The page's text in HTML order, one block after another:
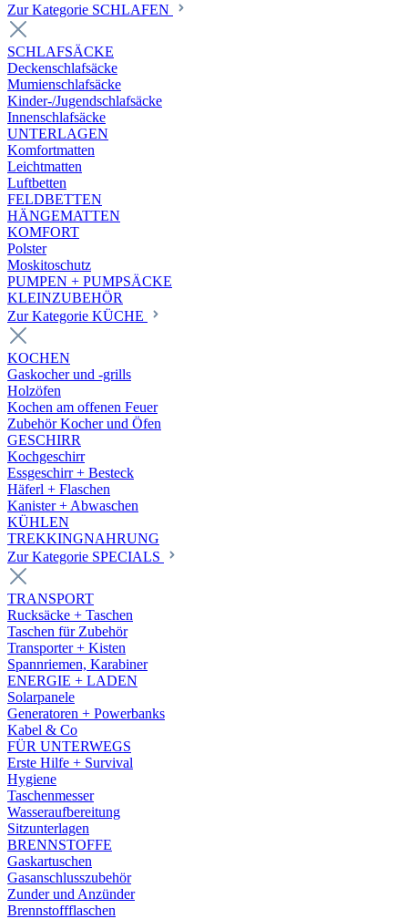
Zur Kategorie SCHLAFEN
SCHLAFSÄCKE
Deckenschlafsäcke
Mumienschlafsäcke
Kinder-/Jugendschlafsäcke
Innenschlafsäcke
UNTERLAGEN
Komfortmatten
Leichtmatten
Luftbetten
FELDBETTEN
HÄNGEMATTEN
KOMFORT
Polster
Moskitoschutz
PUMPEN + PUMPSÄCKE
KLEINZUBEHÖR
Zur Kategorie KÜCHE
KOCHEN
Gaskocher und -grills
Holzöfen
Kochen am offenen Feuer
Zubehör Kocher und Öfen
GESCHIRR
Kochgeschirr
Essgeschirr + Besteck
Häferl + Flaschen
Kanister + Abwaschen
KÜHLEN
TREKKINGNAHRUNG
Zur Kategorie SPECIALS
TRANSPORT
Rucksäcke + Taschen
Taschen für Zubehör
Transporter + Kisten
Spannriemen, Karabiner
ENERGIE + LADEN
Solarpanele
Generatoren + Powerbanks
Kabel & Co
FÜR UNTERWEGS
Erste Hilfe + Survival
Hygiene
Taschenmesser
Wasseraufbereitung
Sitzunterlagen
BRENNSTOFFE
Gaskartuschen
Gasanschlusszubehör
Zunder und Anzünder
Brennstoffflaschen